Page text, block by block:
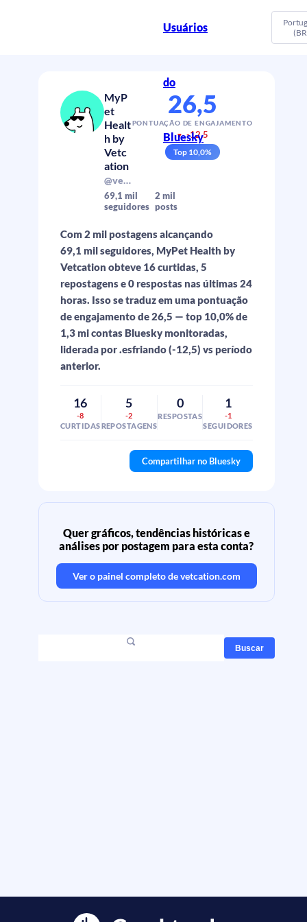
Usuários
do
Bluesky
MyP
et
Healt
h by
Vetc
ation
@vetcation.com
69,1 mil
seguidores
2 mil
posts
26,5
PONTUAÇÃO DE ENGAJAMENTO
▼-12,5
Top 10,0%
Com 2 mil postagens alcançando
69,1 mil seguidores, MyPet Health by
Vetcation obteve 16 curtidas, 5
repostagens e 0 respostas nas últimas 24
horas. Isso se traduz em uma pontuação
de engajamento de 26,5 — top 10,0% de
1,3 mi contas Bluesky monitoradas,
liderada por .esfriando (-12,5) vs período
anterior.
16
-8
CURTIDAS
5
-2
REPOSTAGENS
0
RESPOSTAS
1
-1
SEGUIDORES
Compartilhar no Bluesky
Quer gráficos, tendências históricas e
análises por postagem para esta conta?
Ver o painel completo devetcation.com
Buscar